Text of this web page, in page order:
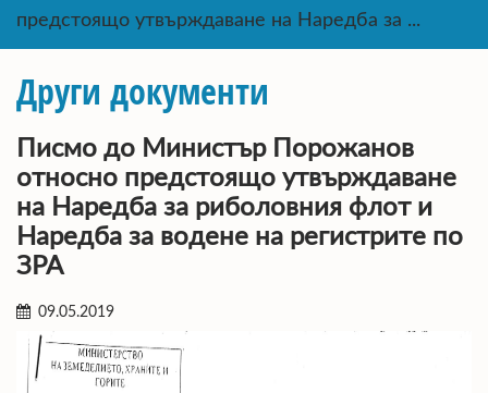
предстоящо утвърждаване на Наредба за ...
Други документи
Писмо до Министър Порожанов
относно предстоящо утвърждаване
на Наредба за риболовния флот и
Наредба за водене на регистрите по
ЗРА
09.05.2019